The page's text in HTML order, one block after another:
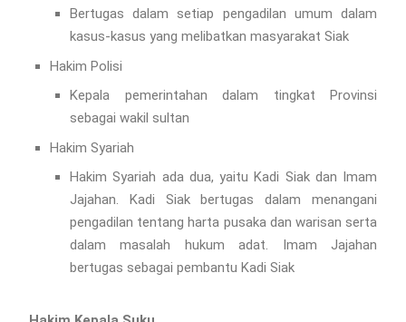
Bertugas dalam setiap pengadilan umum dalam
kasus-kasus yang melibatkan masyarakat Siak
Hakim Polisi
Kepala pemerintahan dalam tingkat Provinsi
sebagai wakil sultan
Hakim Syariah
Hakim Syariah ada dua, yaitu Kadi Siak dan Imam
Jajahan. Kadi Siak bertugas dalam menangani
pengadilan tentang harta pusaka dan warisan serta
dalam masalah hukum adat. Imam Jajahan
bertugas sebagai pembantu Kadi Siak